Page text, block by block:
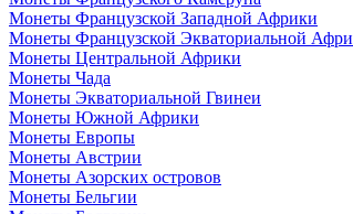
Монеты Французской Западной Африки
Монеты Французской Экваториальной
Монеты Центральной Африки
Монеты Чада
Монеты Экваториальной Гвинеи
Монеты Южной Африки
Монеты Европы
Монеты Австрии
Монеты Азорских островов
Монеты Бельгии